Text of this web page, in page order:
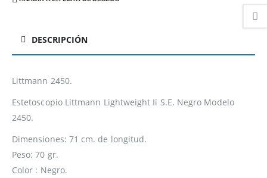
DESCRIPCIÓN
Littmann 2450.
Estetoscopio Littmann Lightweight Ii S.E. Negro Modelo
2450.
Dimensiones: 71 cm. de longitud.
Peso: 70 gr.
Color : Negro.